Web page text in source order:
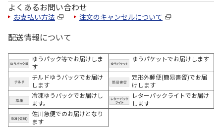
よくあるお問い合わせ
お支払い方法 注文のキャンセルについて
配送情報について
ゆうパック等でお届けしま
す
ゆうパケットでお届けします
チルドゆうパックでお届け
します
定形外郵便(簡易書留)でお届
けします
冷凍ゆうパックでお届けし
ます。
レターパックライトでお届け
します
佐川急便でのお届けとなり
ます